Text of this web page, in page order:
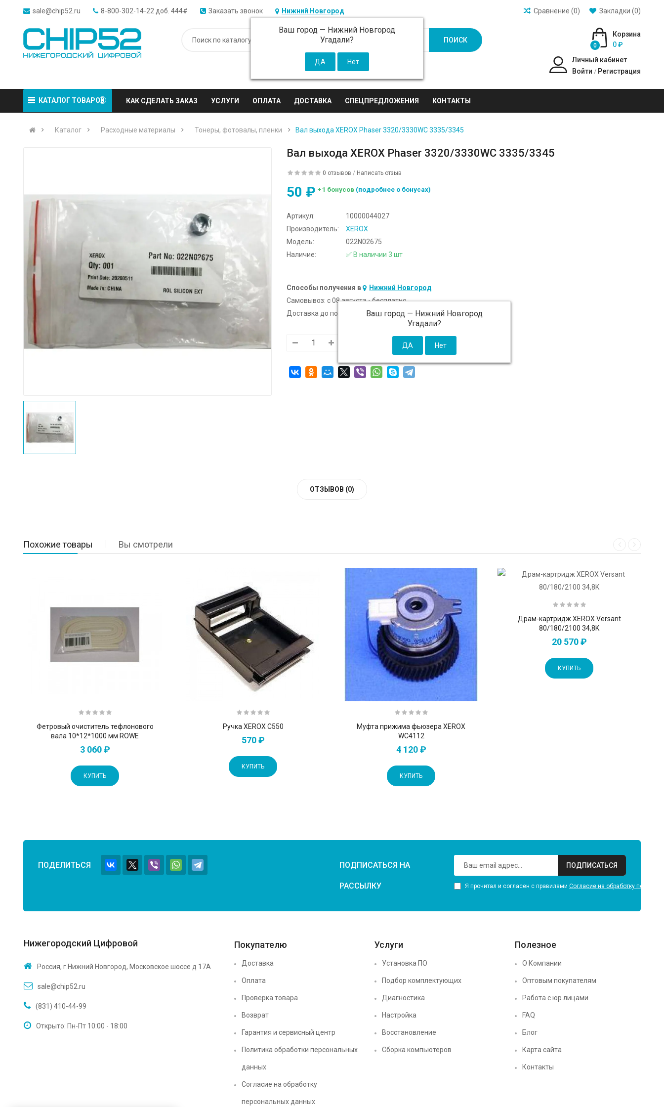
sale@chip52.ru 8-800-302-14-22 доб. 444# Заказать звонок Нижний Новгород
Ваш город — Нижний Новгород
Угадали?
Закладки (0)
Сравнение (0)
ПОИСК
Корзина
0
0 ₽
Личный кабинет
Войти / Регистрация
КАТАЛОГ ТОВАРОВ КАК СДЕЛАТЬ ЗАКАЗ УСЛУГИ ОПЛАТА ДОСТАВКА СПЕЦПРЕДЛОЖЕНИЯ КОНТАКТЫ
Каталог Расходные материалы Тонеры, фотовалы, пленки Вал выхода XEROX Phaser 3320/3330WC 3335/3345
Вал выхода XEROX Phaser 3320/3330WC 3335/3345
0 отзывов / Написать отзыв
50 ₽ +1 бонусов (подробнее о бонусах)
Артикул:
10000044027
Производитель:
XEROX
Модель:
022N02675
Наличие:
✅ В наличии 3 шт
Способы получения в Нижний Новгород
Ваш город — Нижний Новгород
Угадали?
Самовывоз: c 08 августа - бесплатно
Доставка до подъезда:
c 08 августа - 300 ₽ (от 5 000 ₽ бесплатно)
ОТЗЫВОВ (0)
Похожие товары Вы смотрели
Фетровый очиститель тефлонового
вала 10*12*1000 мм ROWE
3 060 ₽
КУПИТЬ
Ручка XEROX C550
570 ₽
КУПИТЬ
Муфта прижима фьюзера XEROX
WC4112
4 120 ₽
КУПИТЬ
Драм-картридж XEROX Versant
80/180/2100 34,8K
20 570 ₽
КУПИТЬ
ПОДЕЛИТЬСЯ ПОДПИСАТЬСЯ НА
РАССЫЛКУ
ПОДПИСАТЬСЯ
Я прочитал и согласен с правилами Согласие на обработку
Нижегородский Цифровой
Россия, г.Нижний Новгород, Московское шоссе д 17А
sale@chip52.ru
(831) 410-44-99
Открыто: Пн-Пт 10:00 - 18:00
Покупателю
Доставка
Оплата
Проверка товара
Возврат
Гарантия и сервисный центр
Политика обработки персональных
данных
Согласие на обработку
персональных данных
Услуги
Установка ПО
Подбор комплектующих
Диагностика
Настройка
Восстановление
Сборка компьютеров
Полезное
О Компании
Оптовым покупателям
Работа с юр.лицами
FAQ
Блог
Карта сайта
Контакты